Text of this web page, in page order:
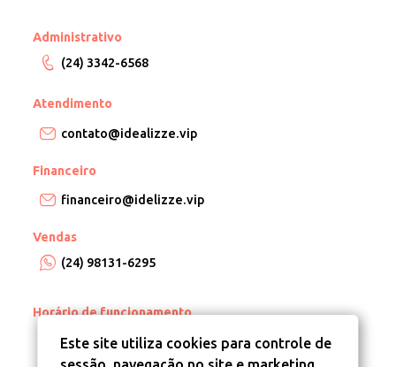
Administrativo
(24) 3342-6568
Atendimento
contato@idealizze.vip
Financeiro
financeiro@idelizze.vip
Vendas
(24) 98131-6295
Horário de funcionamento
De segunda a sexta, das 8h às 18h.
Este site utiliza cookies para controle de